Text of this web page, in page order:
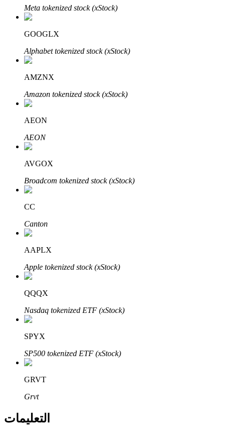
احصل على أرباح طويلة الأجل وفوائد مرنة
تعلم الستاكينغ
تعرف على كيفية كسب الدخل السلبي
Bitrue
شركاء بيترو
شركاء Bitrue
Meta tokenized stock (xStock)
GOOGLX
Alphabet tokenized stock (xStock)
AMZNX
Amazon tokenized stock (xStock)
AEON
AEON
AVGOX
Broadcom tokenized stock (xStock)
CC
Canton
AAPLX
Apple tokenized stock (xStock)
QQQX
Nasdaq tokenized ETF (xStock)
SPYX
SP500 tokenized ETF (xStock)
GRVT
Grvt
التعليمات